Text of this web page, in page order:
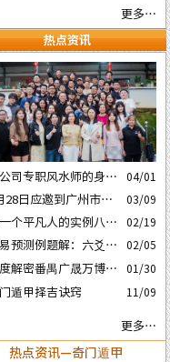
更多…
热点资讯
司专职风水师的身份
出席《星橙网络科技
司》成立5周年庆典
04/01
28日应邀到广州市黄
为朋友的亲戚堪舆住
水
03/09
个平凡人的实例八字
2026马年的流年运势
02/19
预测例题解：六爻占
年流年运势卦象分
02/05
解密番禺广晟万博中
字楼商铺商业不竞气
水原因
01/30
遁甲择吉诀窍 11/09
更多…
热点资讯—奇门遁甲